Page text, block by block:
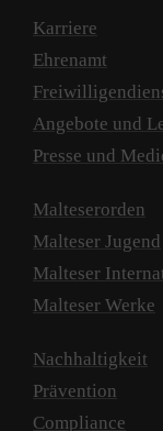
Karriere
Ehrenamt
Angebote und
Presse und
Malteserorden
Malteser Jugend
Malteser
Malteser Werke
Nachhaltigkeit
Prävention
Compliance